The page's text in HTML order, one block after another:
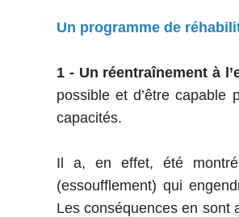
Un programme de
1 - Un réentraînement à
possible et d’être
capacités.
Il a, en effet, été montré
(essoufflement) qui
Les conséquences en sont